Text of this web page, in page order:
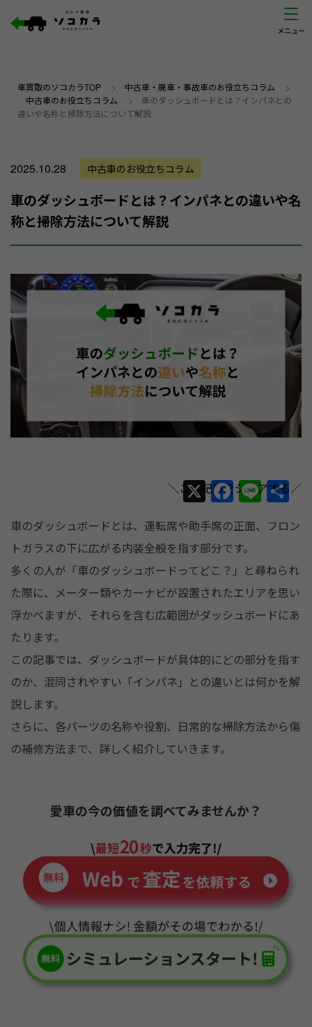
車買取のソコカラTOP > 中古車・廃車・事故車のお役立ちコラム >
中古車のお役立ちコラム > 車のダッシュボードとは？インパネとの
違いや名称と掃除方法について解説
2025.10.28 中古車のお役立ちコラム
車のダッシュボードとは？インパネとの違いや名
称と掃除方法について解説
X F
a
c
e
b
o
o
k
Li
n
e
共
有
車のダッシュボードとは、運転席や助手席の正面、フロン
トガラスの下に広がる内装全般を指す部分です。
多くの人が「車のダッシュボードってどこ？」と尋ねられ
た際に、メーター類やカーナビが設置されたエリアを思い
浮かべますが、それらを含む広範囲がダッシュボードにあ
たります。
この記事では、ダッシュボードが具体的にどの部分を指す
のか、混同されやすい「インパネ」との違いとは何かを解
説します。
さらに、各パーツの名称や役割、日常的な掃除方法から傷
の補修方法まで、詳しく紹介していきます。
愛車の今の価値を調べてみませんか？